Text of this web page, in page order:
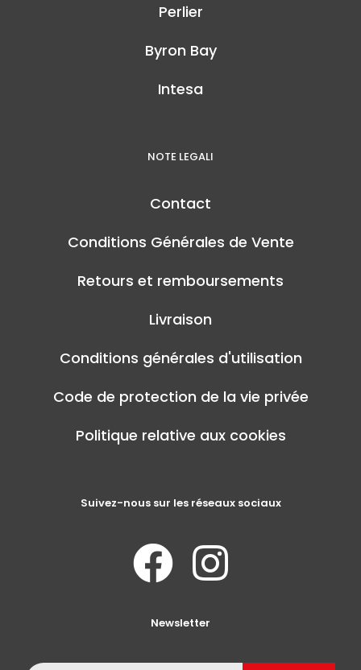
Perlier
Byron Bay
Intesa
NOTE LEGALI
Contact
Conditions Générales de Vente
Retours et remboursements
Livraison
Conditions générales d'utilisation
Code de protection de la vie privée
Politique relative aux cookies
Suivez-nous sur les réseaux sociaux
Newsletter